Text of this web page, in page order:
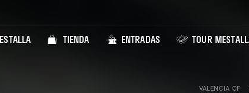
TIENDA ENTRADAS TOUR
VALENCIA CF